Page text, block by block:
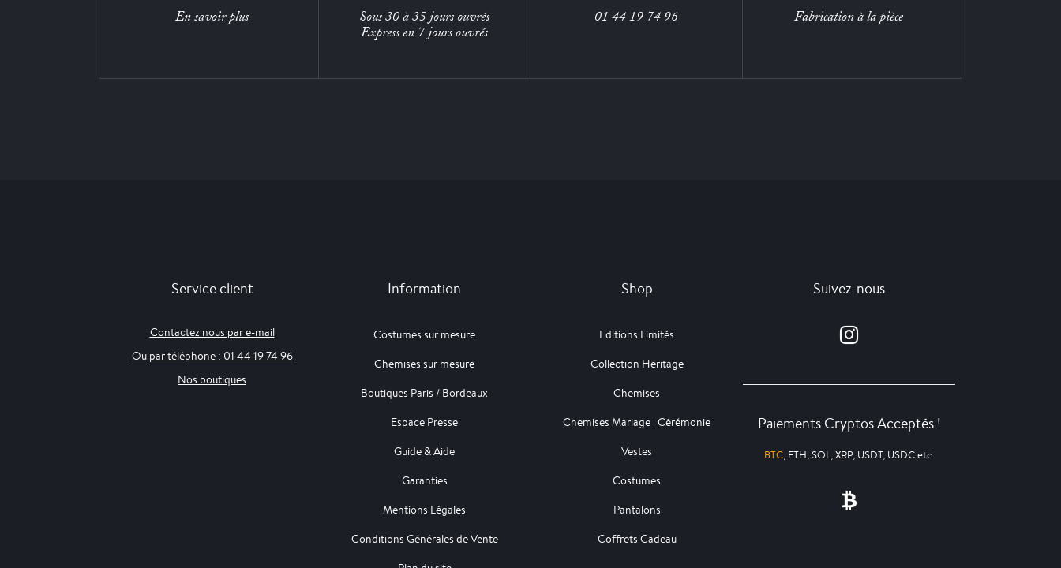
En savoir plus
Sous 30 à 35 jours ouvrés
Express en 7 jours ouvrés
01 44 19 74 96 Fabrication à la pièce
Service client
Contactez nous par e-mail
Ou par téléphone : 01 44 19 74 96
Nos boutiques
Information
Costumes sur mesure
Chemises sur mesure
Boutiques Paris / Bordeaux
Espace Presse
Guide & Aide
Garanties
Mentions Légales
Conditions Générales de Vente
Shop
Editions Limités
Collection Héritage
Chemises
Chemises Mariage | Cérémonie
Vestes
Costumes
Pantalons
Coffrets Cadeau
Suivez-nous
Paiements Cryptos Acceptés !
BTC, ETH, SOL, XRP, USDT, USDC etc.